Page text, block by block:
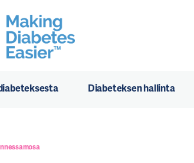
Diabeteksen hallinta